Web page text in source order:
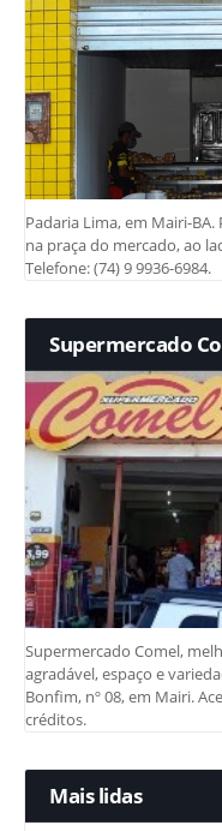
Padaria Lima, em Mairi-BA.
na praça do mercado, ao
Telefone: (74) 9 9936-6984.
Supermercado
Supermercado Comel,
agradável, espaço e
Bonfim, nº 08, em Mairi.
créditos.
Mais lidas